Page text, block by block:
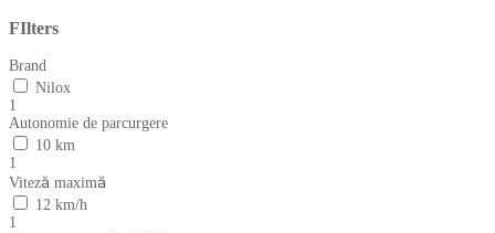
FIlters
Brand
Nilox
1
Autonomie de parcurgere
10 km
1
Viteză maximă
12 km/h
1